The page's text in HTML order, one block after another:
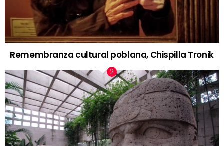
Remembranza cultural poblana, Chispilla Tronik